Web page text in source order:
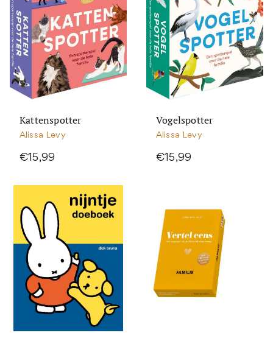
Kattenspotter
Alissa Levy
€15,99
Vogelspotter
Alissa Levy
€15,99